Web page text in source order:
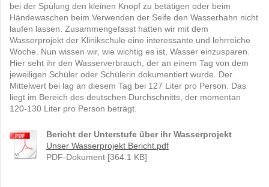
bei der Spülung den kleinen Knopf zu betätigen oder beim
Händewaschen beim Verwenden der Seife den Wasserhahn nicht
laufen lassen. Zusammengefasst hatten wir mit dem
Wasserprojekt der Klinikschule eine interessante und lehrreiche
Woche. Nun wissen wir, wie wichtig es ist, Wasser einzusparen.
Hier seht ihr den Wasserverbrauch, der an einem Tag von dem
jeweiligen Schüler oder Schülerin dokumentiert wurde. Der
Mittelwert bei lag an diesem Tag bei 127 Liter pro Person. Das
liegt im Bereich des deutschen Durchschnitts, der momentan
120-130 Liter pro Person beträgt.
Bericht der Unterstufe über ihr Wasserprojekt
Unser Wasserprojekt Bericht.pdf
PDF-Dokument [364.1 KB]